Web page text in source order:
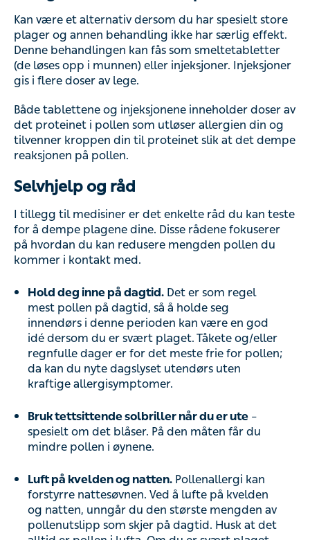
Kan være et alternativ dersom du har spesielt store
plager og annen behandling ikke har særlig effekt.
Denne behandlingen kan fås som smeltetabletter
(de løses opp i munnen) eller injeksjoner. Injeksjoner
gis i flere doser av lege.
Både tablettene og injeksjonene inneholder doser av
det proteinet i pollen som utløser allergien din og
tilvenner kroppen din til proteinet slik at det dempe
reaksjonen på pollen.
Selvhjelp og råd
I tillegg til medisiner er det enkelte råd du kan teste
for å dempe plagene dine. Disse rådene fokuserer
på hvordan du kan redusere mengden pollen du
kommer i kontakt med.
Hold deg inne på dagtid. Det er som regel
mest pollen på dagtid, så å holde seg
innendørs i denne perioden kan være en god
idé dersom du er svært plaget. Tåkete og/eller
regnfulle dager er for det meste frie for pollen;
da kan du nyte dagslyset utendørs uten
kraftige allergisymptomer.
Bruk tettsittende solbriller når du er ute –
spesielt om det blåser. På den måten får du
mindre pollen i øynene.
Luft på kvelden og natten. Pollenallergi kan
forstyrre nattesøvnen. Ved å lufte på kvelden
og natten, unngår du den største mengden av
pollenutslipp som skjer på dagtid. Husk at det